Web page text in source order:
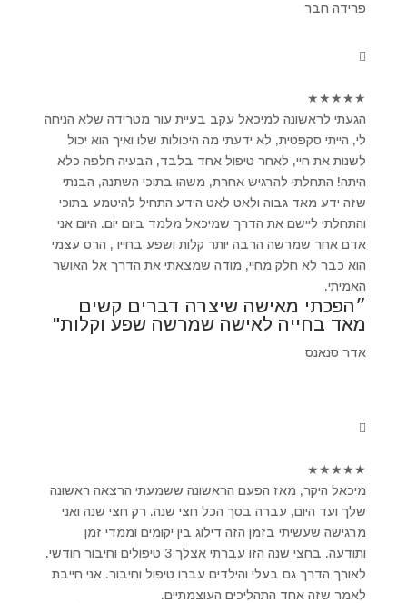
פרידה חבר
★
★
★
★
★
הגעתי לראשונה למיכאל עקב בעיית עור מטרידה שלא הניחה
לי, הייתי סקפטית, לא ידעתי מה היכולות שלו ואיך הוא יכול
לשנות את חיי, לאחר טיפול אחד בלבד, הבעיה חלפה כלא
היתה! התחלתי להרגיש אחרת, משהו בתוכי השתנה, הבנתי
שזה ידע מאד גבוה ולאט לאט הידע התחיל להיטמע בתוכי
והתחלתי ליישם את הדרך שמיכאל מלמד ביום יום. היום אני
אדם אחר שמרשה הרבה יותר קלות ושפע בחייו , הרס עצמי
הוא כבר לא חלק מחיי, מודה שמצאתי את הדרך אל האושר
האמיתי.
״הפכתי מאישה שיצרה דברים קשים
מאד בחייה לאישה שמרשה שפע וקלות"
אדר סנאנס
★
★
★
★
★
מיכאל היקר, מאז הפעם הראשונה ששמעתי הרצאה ראשונה
שלך ועד היום, עברה בסך הכל חצי שנה. רק חצי שנה ואני
מרגישה שעשיתי בזמן הזה דילוג בין יקומים וממדי זמן
ותודעה. בחצי שנה הזו עברתי אצלך 3 טיפולים וחיבור חודשי.
לאורך הדרך גם בעלי והילדים עברו טיפול וחיבור. אני חייבת
לאמר שזה אחד התהליכים העוצמתיים.